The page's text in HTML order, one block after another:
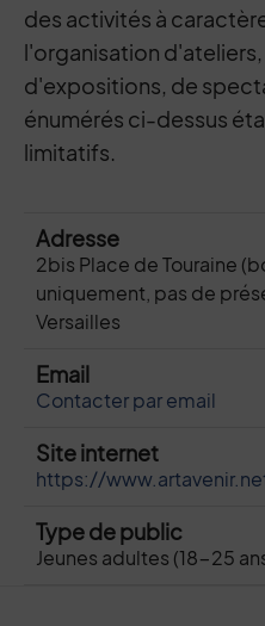
des activités à
l'organisation
d'expositions, de
énumérés ci-dessus
limitatifs.
Adresse
2bis Place de Touraine
uniquement, pas de
Versailles
Email
Contacter par email
Site internet
https://
Type de public
Jeunes adultes (18-25